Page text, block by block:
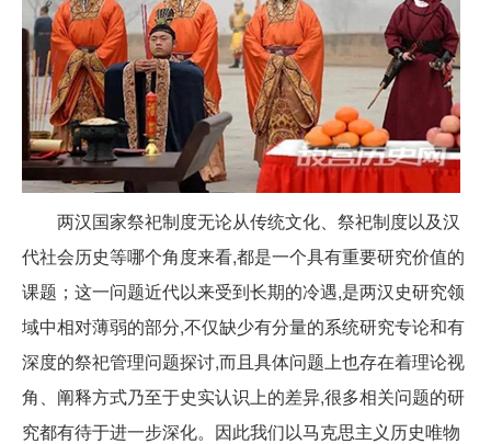
两汉国家祭祀制度无论从传统文化、祭祀制度以及汉
代社会历史等哪个角度来看,都是一个具有重要研究价值的
课题；这一问题近代以来受到长期的冷遇,是两汉史研究领
域中相对薄弱的部分,不仅缺少有分量的系统研究专论和有
深度的祭祀管理问题探讨,而且具体问题上也存在着理论视
角、阐释方式乃至于史实认识上的差异,很多相关问题的研
究都有待于进一步深化。因此我们以马克思主义历史唯物